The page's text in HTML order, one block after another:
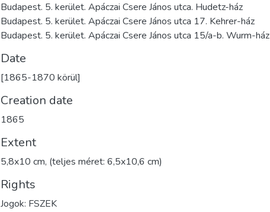
Budapest. 5. kerület. Apáczai Csere János utca. Hudetz-ház
Budapest. 5. kerület. Apáczai Csere János utca 17. Kehrer-ház
Budapest. 5. kerület. Apáczai Csere János utca 15/a-b. Wurm-ház
Date
[1865-1870 körül]
Creation date
1865
Extent
5,8x10 cm, (teljes méret: 6,5x10,6 cm)
Rights
Jogok: FSZEK